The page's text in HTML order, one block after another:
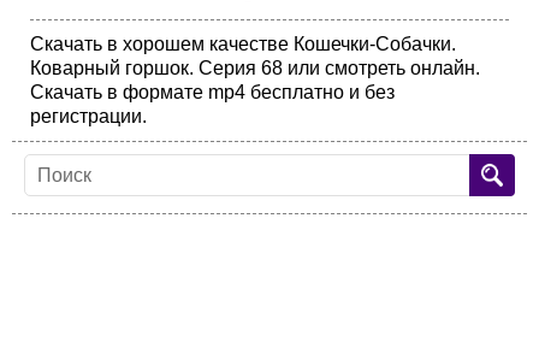
Скачать в хорошем качестве Кошечки-Собачки.
Коварный горшок. Серия 68 или смотреть онлайн.
Скачать в формате mp4 бесплатно и без
регистрации.